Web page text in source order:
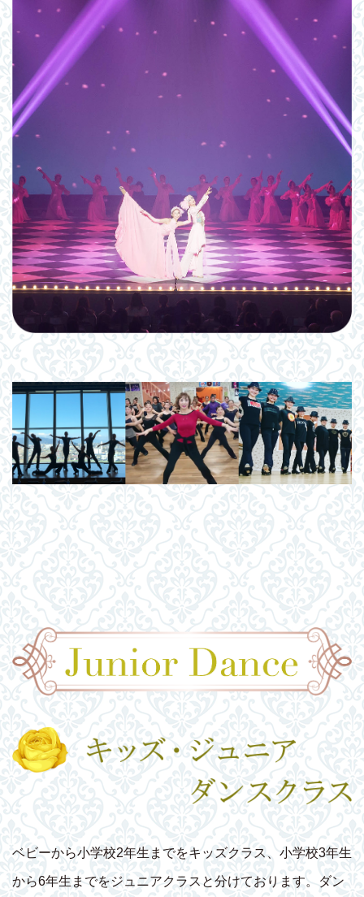
ベビーから小学校2年生までをキッズクラス、小学校3年生
から6年生までをジュニアクラスと分けております。ダン